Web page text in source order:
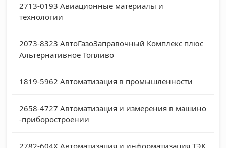
2713-0193 Авиационные материалы и
технологии
2073-8323 АвтоГазоЗаправочный Комплекс плюс
Альтернативное Топливо
1819-5962 Автоматизация в промышленности
2658-4727 Автоматизация и измерения в машино
-приборостроении
2782-604X Автоматизация и информатизация ТЭК